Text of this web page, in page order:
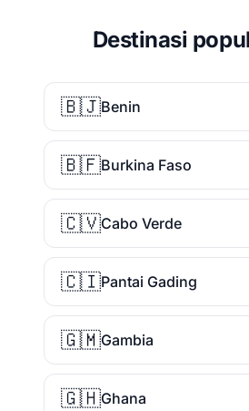
Destinasi
🇧🇯Benin
🇧🇫Burkina Faso
🇨🇻Cabo Verde
🇨🇮Pantai Gading
🇬🇲Gambia
🇬🇭Ghana